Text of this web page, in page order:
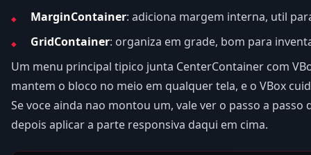
MarginContainer: adiciona margem interna, util
GridContainer: organiza em grade, bom para
Um menu principal tipico junta CenterContainer com
mantem o bloco no meio em qualquer tela, e o VBox
Se voce ainda nao montou um, vale ver o passo a passo
depois aplicar a parte responsiva daqui em cima.